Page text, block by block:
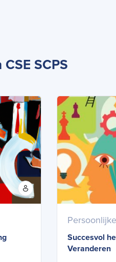
SCPS
Succesvol
Veranderen